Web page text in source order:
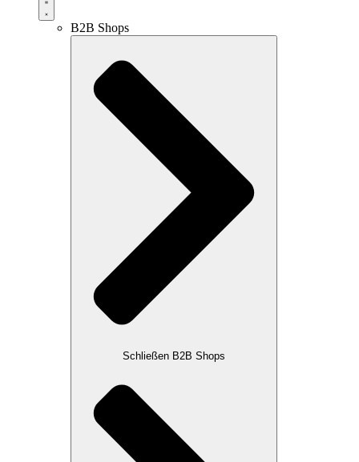
B2B Shops
Schließen B2B Shops